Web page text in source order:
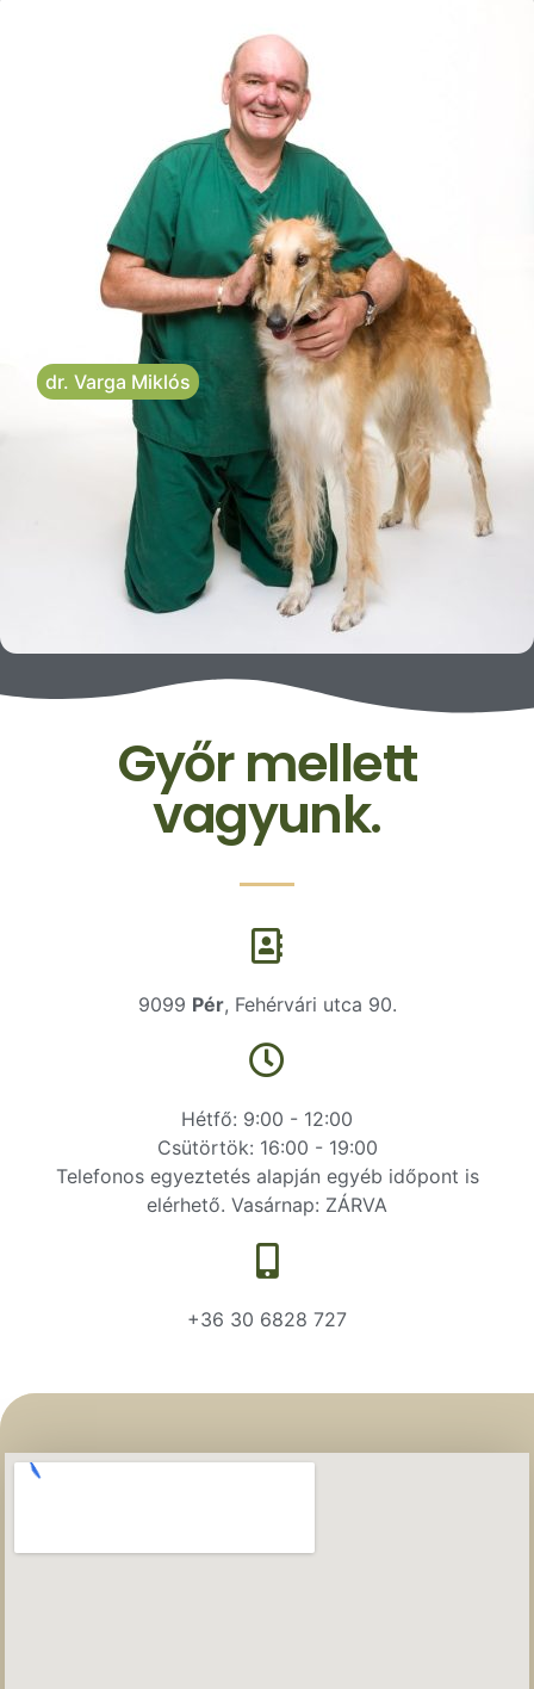
dr. Varga Miklós
Győr mellett
vagyunk.
9099 Pér, Fehérvári utca 90.
Hétfő: 9:00 - 12:00
Csütörtök: 16:00 - 19:00
Telefonos egyeztetés alapján egyéb időpont is
elérhető. Vasárnap: ZÁRVA
+36 30 6828 727